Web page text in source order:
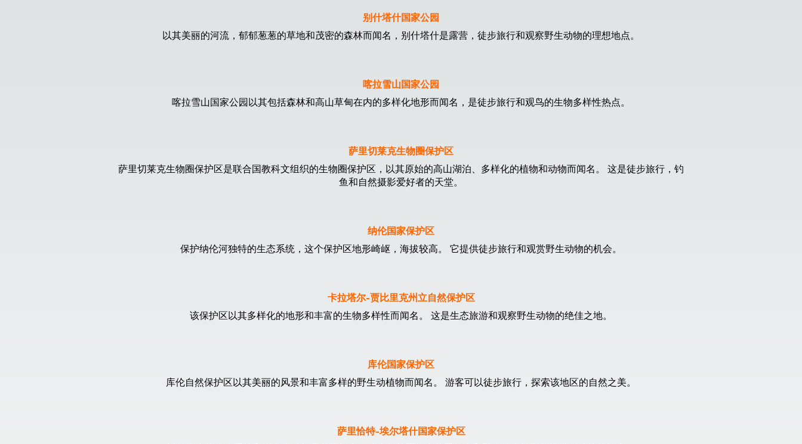
别什塔什国家公园
以其美丽的河流，郁郁葱葱的草地和茂密的森林而闻名，别什塔什是露营，徒步旅行和观察野生动物的理想地点。
喀拉雪山国家公园
喀拉雪山国家公园以其包括森林和高山草甸在内的多样化地形而闻名，是徒步旅行和观鸟的生物多样性热点。
萨里切莱克生物圈保护区
萨里切莱克生物圈保护区是联合国教科文组织的生物圈保护区，以其原始的高山湖泊、多样化的植物和动物而闻名。 这是徒步旅行，钓
鱼和自然摄影爱好者的天堂。
纳伦国家保护区
保护纳伦河独特的生态系统，这个保护区地形崎岖，海拔较高。 它提供徒步旅行和观赏野生动物的机会。
卡拉塔尔-贾比里克州立自然保护区
该保护区以其多样化的地形和丰富的生物多样性而闻名。 这是生态旅游和观察野生动物的绝佳之地。
库伦国家保护区
库伦自然保护区以其美丽的风景和丰富多样的野生动植物而闻名。 游客可以徒步旅行，探索该地区的自然之美。
萨里恰特-埃尔塔什国家保护区